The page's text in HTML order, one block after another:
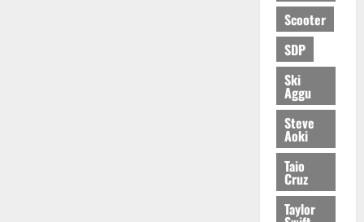
Scooter
SDP
Ski
Aggu
Steve
Aoki
Taio
Cruz
Taylor